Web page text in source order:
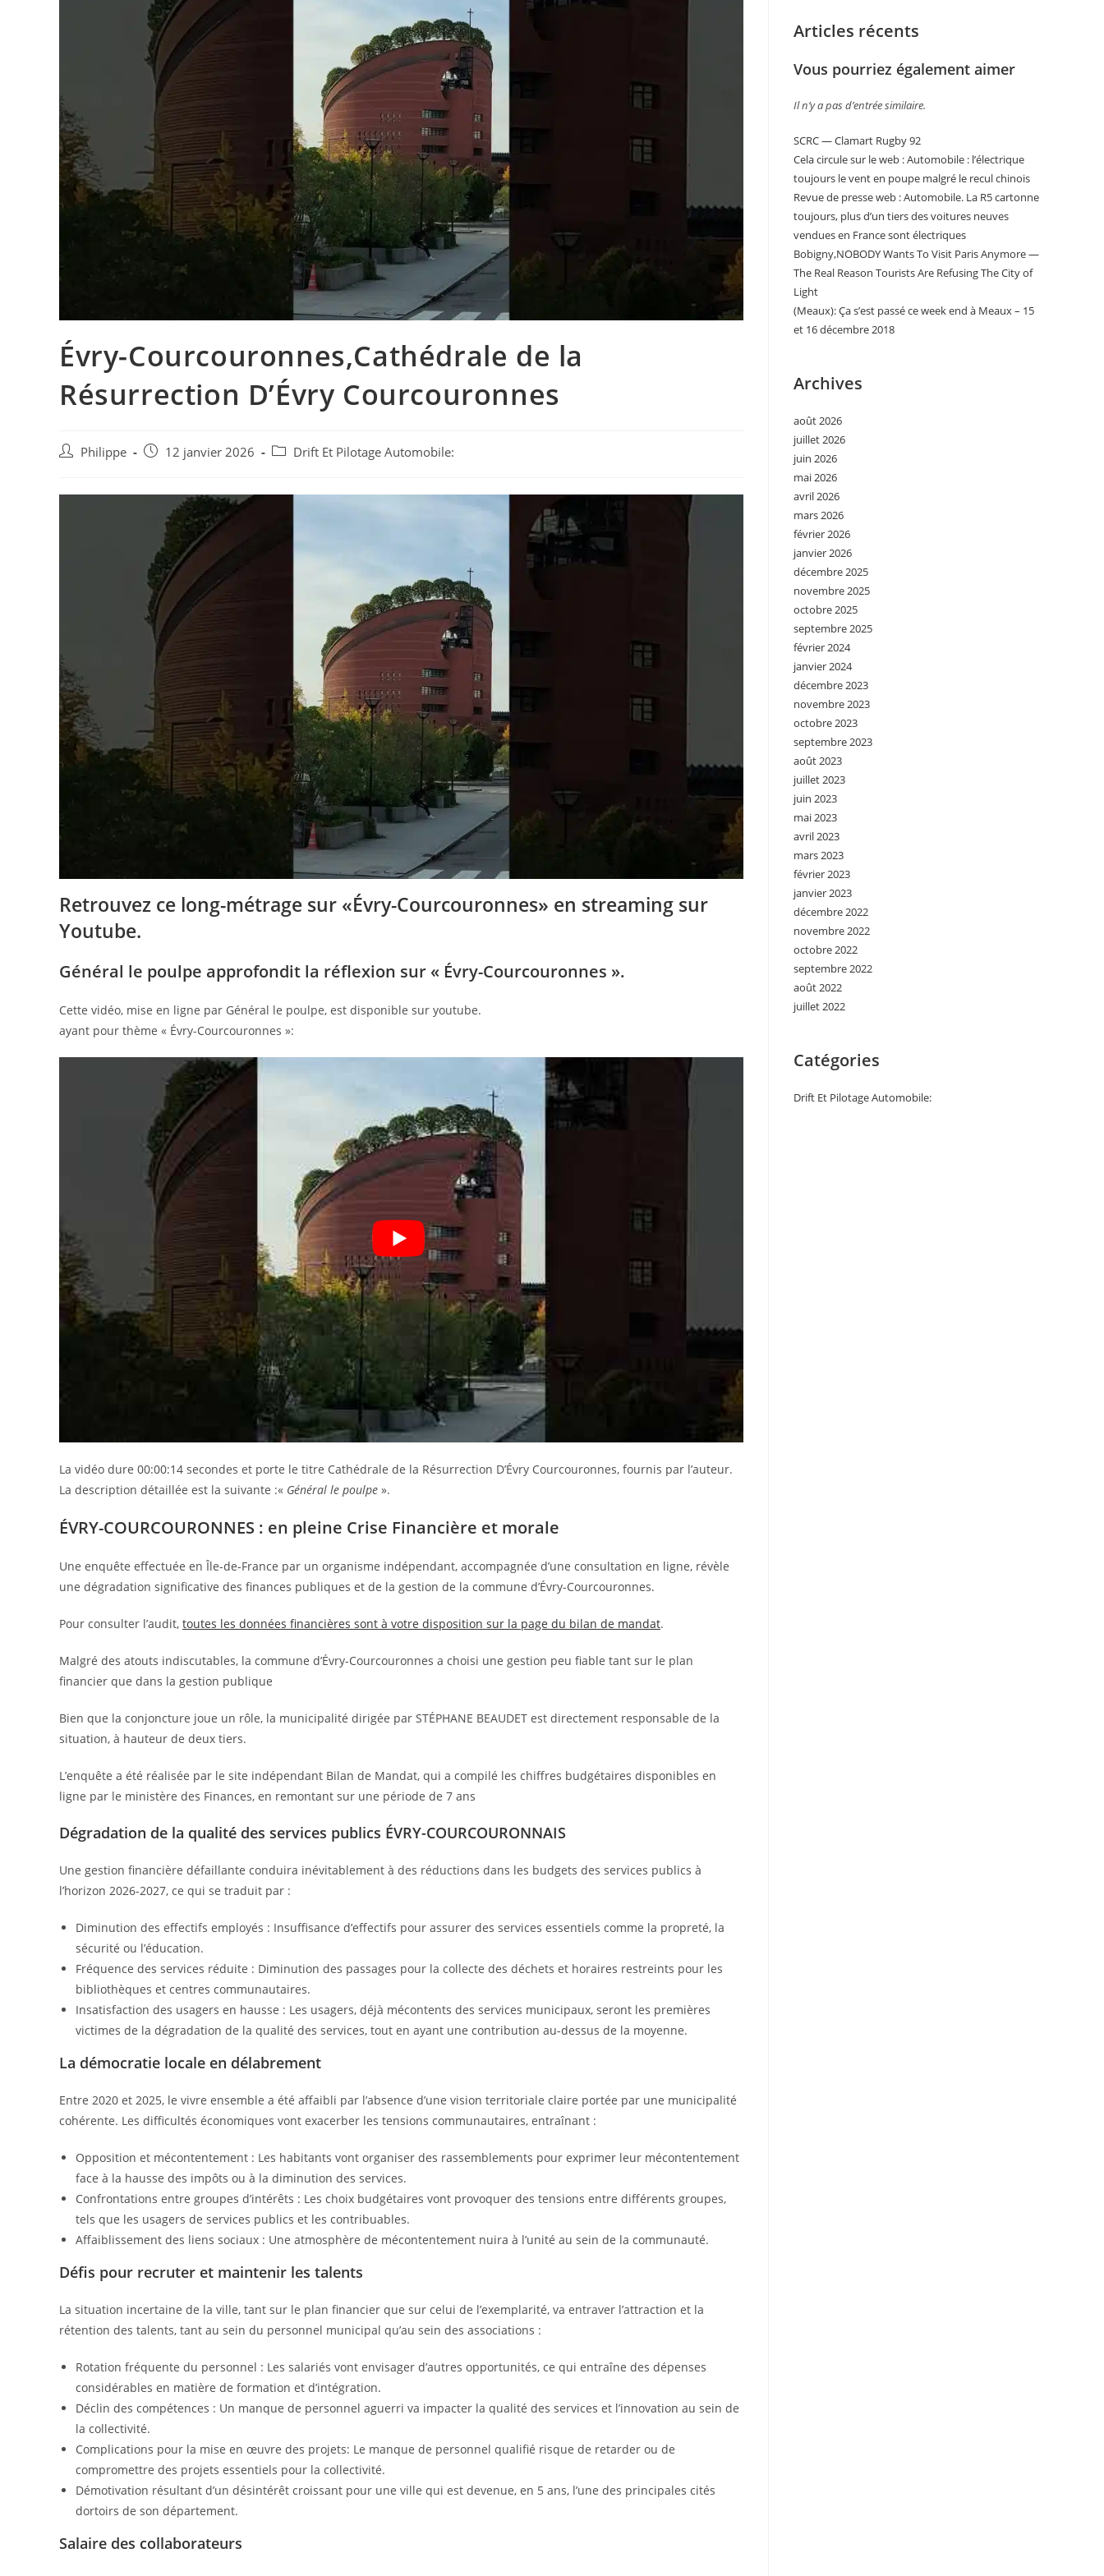
Évry-Courcouronnes,Cathédrale de la
Résurrection D’Évry Courcouronnes
Auteur/autrice
Philippe
Post 12 janvier 2026
Post Drift Et Pilotage Automobile:
Retrouvez ce long-métrage sur «Évry-Courcouronnes» en streaming sur
Youtube.
Général le poulpe approfondit la réflexion sur « Évry-Courcouronnes ».
Cette vidéo, mise en ligne par Général le poulpe, est disponible sur youtube.
ayant pour thème « Évry-Courcouronnes »:
La vidéo dure 00:00:14 secondes et porte le titre Cathédrale de la Résurrection D’Évry Courcouronnes, fournis par l’auteur.
La description détaillée est la suivante :« Général le poulpe ».
ÉVRY-COURCOURONNES : en pleine Crise Financière et morale
Une enquête effectuée en Île-de-France par un organisme indépendant, accompagnée d’une consultation en ligne, révèle
une dégradation significative des finances publiques et de la gestion de la commune d’Évry-Courcouronnes.
Pour consulter l’audit, toutes les données financières sont à votre disposition sur la page du bilan de mandat.
Malgré des atouts indiscutables, la commune d’Évry-Courcouronnes a choisi une gestion peu fiable tant sur le plan
financier que dans la gestion publique
Bien que la conjoncture joue un rôle, la municipalité dirigée par STÉPHANE BEAUDET est directement responsable de la
situation, à hauteur de deux tiers.
L’enquête a été réalisée par le site indépendant Bilan de Mandat, qui a compilé les chiffres budgétaires disponibles en
ligne par le ministère des Finances, en remontant sur une période de 7 ans
Dégradation de la qualité des services publics ÉVRY-COURCOURONNAIS
Une gestion financière défaillante conduira inévitablement à des réductions dans les budgets des services publics à
l’horizon 2026-2027, ce qui se traduit par :
Diminution des effectifs employés : Insuffisance d’effectifs pour assurer des services essentiels comme la propreté, la
sécurité ou l’éducation.
Fréquence des services réduite : Diminution des passages pour la collecte des déchets et horaires restreints pour les
bibliothèques et centres communautaires.
Insatisfaction des usagers en hausse : Les usagers, déjà mécontents des services municipaux, seront les premières
victimes de la dégradation de la qualité des services, tout en ayant une contribution au-dessus de la moyenne.
La démocratie locale en délabrement
Entre 2020 et 2025, le vivre ensemble a été affaibli par l’absence d’une vision territoriale claire portée par une municipalité
cohérente. Les difficultés économiques vont exacerber les tensions communautaires, entraînant :
Opposition et mécontentement : Les habitants vont organiser des rassemblements pour exprimer leur mécontentement
face à la hausse des impôts ou à la diminution des services.
Confrontations entre groupes d’intérêts : Les choix budgétaires vont provoquer des tensions entre différents groupes,
tels que les usagers de services publics et les contribuables.
Affaiblissement des liens sociaux : Une atmosphère de mécontentement nuira à l’unité au sein de la communauté.
Défis pour recruter et maintenir les talents
La situation incertaine de la ville, tant sur le plan financier que sur celui de l’exemplarité, va entraver l’attraction et la
rétention des talents, tant au sein du personnel municipal qu’au sein des associations :
Rotation fréquente du personnel : Les salariés vont envisager d’autres opportunités, ce qui entraîne des dépenses
considérables en matière de formation et d’intégration.
Déclin des compétences : Un manque de personnel aguerri va impacter la qualité des services et l’innovation au sein de
la collectivité.
Complications pour la mise en œuvre des projets: Le manque de personnel qualifié risque de retarder ou de
compromettre des projets essentiels pour la collectivité.
Démotivation résultant d’un désintérêt croissant pour une ville qui est devenue, en 5 ans, l’une des principales cités
dortoirs de son département.
Salaire des collaborateurs
Articles récents
Vous pourriez également aimer
Il n’y a pas d’entrée similaire.
SCRC — Clamart Rugby 92
Cela circule sur le web : Automobile : l’électrique
toujours le vent en poupe malgré le recul chinois
Revue de presse web : Automobile. La R5 cartonne
toujours, plus d’un tiers des voitures neuves
vendues en France sont électriques
Bobigny,NOBODY Wants To Visit Paris Anymore —
The Real Reason Tourists Are Refusing The City of
Light
(Meaux): Ça s’est passé ce week end à Meaux – 15
et 16 décembre 2018
Archives
août 2026
juillet 2026
juin 2026
mai 2026
avril 2026
mars 2026
février 2026
janvier 2026
décembre 2025
novembre 2025
octobre 2025
septembre 2025
février 2024
janvier 2024
décembre 2023
novembre 2023
octobre 2023
septembre 2023
août 2023
juillet 2023
juin 2023
mai 2023
avril 2023
mars 2023
février 2023
janvier 2023
décembre 2022
novembre 2022
octobre 2022
septembre 2022
août 2022
juillet 2022
Catégories
Drift Et Pilotage Automobile: